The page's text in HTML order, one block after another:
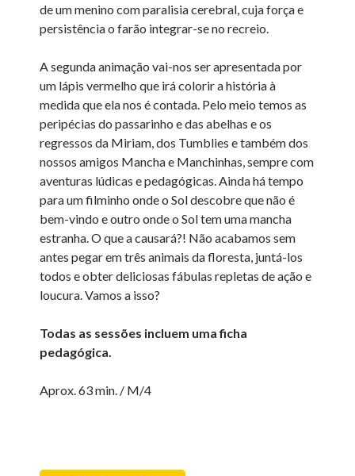
de um menino com paralisia cerebral, cuja força e
persistência o farão integrar-se no recreio.
A segunda animação vai-nos ser apresentada por
um lápis vermelho que irá colorir a história à
medida que ela nos é contada. Pelo meio temos as
peripécias do passarinho e das abelhas e os
regressos da Miriam, dos Tumblies e também dos
nossos amigos Mancha e Manchinhas, sempre com
aventuras lúdicas e pedagógicas. Ainda há tempo
para um filminho onde o Sol descobre que não é
bem-vindo e outro onde o Sol tem uma mancha
estranha. O que a causará?! Não acabamos sem
antes pegar em três animais da floresta, juntá-los
todos e obter deliciosas fábulas repletas de ação e
loucura. Vamos a isso?
Todas as sessões incluem uma ficha
pedagógica.
Aprox. 63 min. / M/4